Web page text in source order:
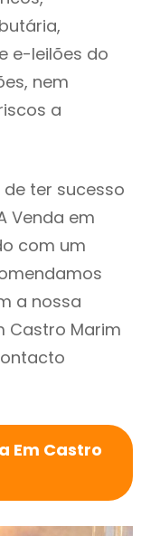
e-leilões do
nem
a
ter sucesso
Venda em
com um
a nossa
Castro Marim
Em Castro